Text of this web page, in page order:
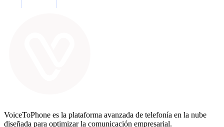
VoiceToPhone es la plataforma avanzada de telefonía en la nube
diseñada para optimizar la comunicación empresarial.